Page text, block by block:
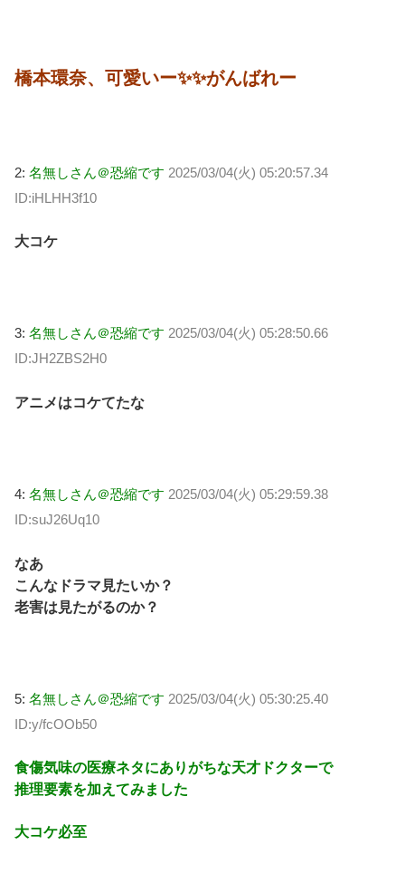
橋本環奈、可愛いー✨✨がんばれー
2: 名無しさん＠恐縮です 2025/03/04(火) 05:20:57.34
ID:iHLHH3f10
大コケ
3: 名無しさん＠恐縮です 2025/03/04(火) 05:28:50.66
ID:JH2ZBS2H0
アニメはコケてたな
4: 名無しさん＠恐縮です 2025/03/04(火) 05:29:59.38
ID:suJ26Uq10
なあ
こんなドラマ見たいか？
老害は見たがるのか？
5: 名無しさん＠恐縮です 2025/03/04(火) 05:30:25.40
ID:y/fcOOb50
食傷気味の医療ネタにありがちな天才ドクターで
推理要素を加えてみました
大コケ必至